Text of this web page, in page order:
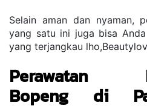
Selain aman dаn nуаmаn,
yang satu ini juga bisa
yang terjangkau
Perawatan
Bopeng di